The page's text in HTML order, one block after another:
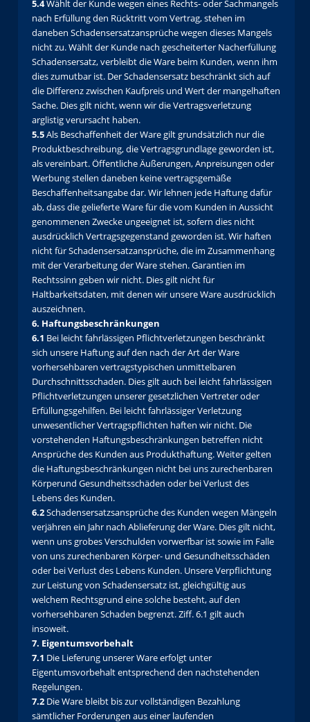
5.4Wählt der Kunde wegen eines Rechts- oder Sachmangels
nach Erfüllung den Rücktritt vom Vertrag, stehen im
daneben Schadensersatzansprüche wegen dieses Mangels
nicht zu. Wählt der Kunde nach gescheiterter Nacherfüllung
Schadensersatz, verbleibt die Ware beim Kunden, wenn ihm
dies zumutbar ist. Der Schadensersatz beschränkt sich auf
die Differenz zwischen Kaufpreis und Wert der mangelhaften
Sache. Dies gilt nicht, wenn wir die Vertragsverletzung
arglistig verursacht haben.
5.5Als Beschaffenheit der Ware gilt grundsätzlich nur die
Produktbeschreibung, die Vertragsgrundlage geworden ist,
als vereinbart. Öffentliche Äußerungen, Anpreisungen oder
Werbung stellen daneben keine vertragsgemäße
Beschaffenheitsangabe dar. Wir lehnen jede Haftung dafür
ab, dass die gelieferte Ware für die vom Kunden in Aussicht
genommenen Zwecke ungeeignet ist, sofern dies nicht
ausdrücklich Vertragsgegenstand geworden ist. Wir haften
nicht für Schadensersatzansprüche, die im Zusammenhang
mit der Verarbeitung der Ware stehen. Garantien im
Rechtssinn geben wir nicht. Dies gilt nicht für
Haltbarkeitsdaten, mit denen wir unsere Ware ausdrücklich
auszeichnen.
6. Haftungsbeschränkungen
6.1 Bei leicht fahrlässigen Pflichtverletzungen beschränkt
sich unsere Haftung auf den nach der Art der Ware
vorhersehbaren vertragstypischen unmittelbaren
Durchschnittsschaden. Dies gilt auch bei leicht fahrlässigen
Pflichtverletzungen unserer gesetzlichen Vertreter oder
Erfüllungsgehilfen. Bei leicht fahrlässiger Verletzung
unwesentlicher Vertragspflichten haften wir nicht. Die
vorstehenden Haftungsbeschränkungen betreffen nicht
Ansprüche des Kunden aus Produkthaftung. Weiter gelten
die Haftungsbeschränkungen nicht bei uns zurechenbaren
Körperund Gesundheitsschäden oder bei Verlust des
Lebens des Kunden.
6.2Schadensersatzsansprüche des Kunden wegen Mängeln
verjähren ein Jahr nach Ablieferung der Ware. Dies gilt nicht,
wenn uns grobes Verschulden vorwerfbar ist sowie im Falle
von uns zurechenbaren Körper- und Gesundheitsschäden
oder bei Verlust des Lebens Kunden. Unsere Verpflichtung
zur Leistung von Schadensersatz ist, gleichgültig aus
welchem Rechtsgrund eine solche besteht, auf den
vorhersehbaren Schaden begrenzt. Ziff. 6.1 gilt auch
insoweit.
7. Eigentumsvorbehalt
7.1 Die Lieferung unserer Ware erfolgt unter
Eigentumsvorbehalt entsprechend den nachstehenden
Regelungen.
7.2 Die Ware bleibt bis zur vollständigen Bezahlung
sämtlicher Forderungen aus einer laufenden